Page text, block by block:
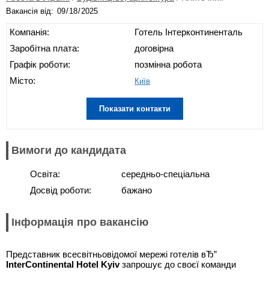
Вакансія від:
Компанія:
Заробітна плата:
Графік роботи:
Місто:
Готель Інтерконтиненталь
договірна
позмінна робота
Київ
Показати контакти
Вимоги до кандидата
Освіта:
Досвід роботи:
середньо-спеціальна
бажано
Інформація про вакансію
Представник всесвітньовідомої мережі готелів вЂ”
InterContinental Hotel Kyivзапрошує до своєї команди